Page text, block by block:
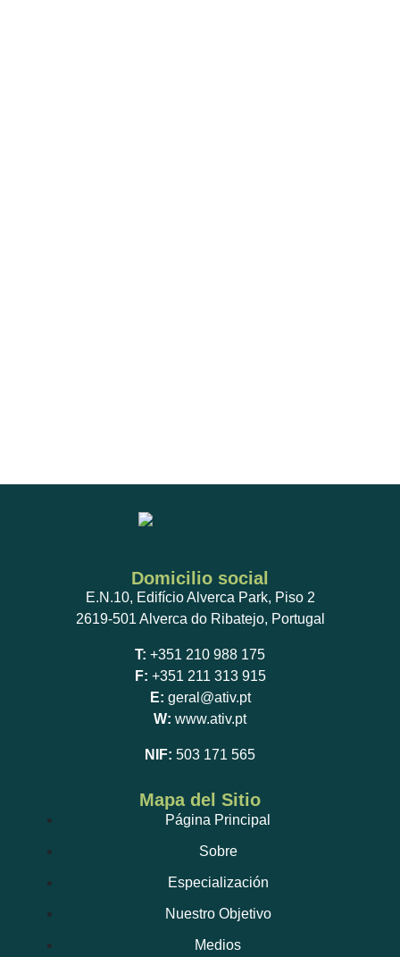
Domicilio social
E.N.10, Edifício Alverca Park, Piso 2
2619-501 Alverca do Ribatejo, Portugal
T: +351 210 988 175
F: +351 211 313 915
E: geral@ativ.pt
W: www.ativ.pt
NIF: 503 171 565
Mapa del Sitio
Página Principal
Sobre
Especialización
Nuestro Objetivo
Medios